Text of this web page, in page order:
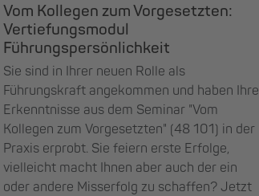
Vom Kollegen zum Vorgesetzten:
Vertiefungsmodul
Führungspersönlichkeit
Sie sind in Ihrer neuen Rolle als
Führungskraft angekommen und haben Ihre
Erkenntnisse aus dem Seminar "Vom
Kollegen zum Vorgesetzten" (48 101) in der
Praxis erprobt. Sie feiern erste Erfolge,
vielleicht macht Ihnen aber auch der ein
oder andere Misserfolg zu schaffen? Jetzt